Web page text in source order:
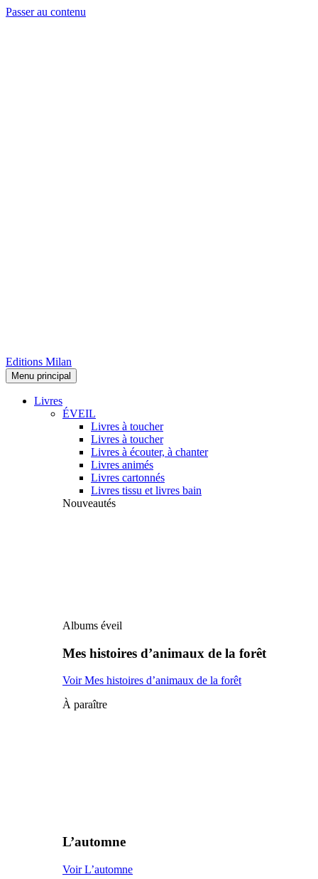
Passer au contenu
Editions Milan
Menu principal
Livres
ÉVEIL
Livres à toucher
Livres à toucher
Livres à écouter, à chanter
Livres animés
Livres cartonnés
Livres tissu et livres bain
Nouveautés
Albums éveil
Mes histoires d’animaux de la forêt
Voir Mes histoires d’animaux de la forêt
À paraître
L’automne
Voir L’automne